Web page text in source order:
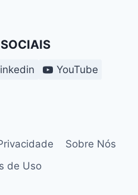
YouTube
Sobre Nós
de Uso